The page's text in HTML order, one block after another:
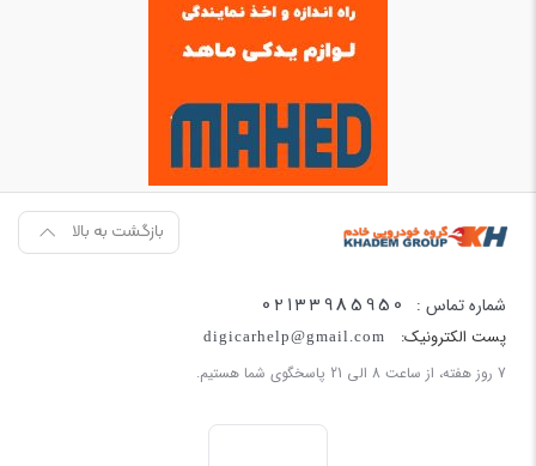
بازگشت به بالا
شماره تماس : 02133985950
پست الکترونیک: digicarhelp@gmail.com
7 روز هفته، از ساعت 8 الی 21 پاسخگوی شما هستیم.